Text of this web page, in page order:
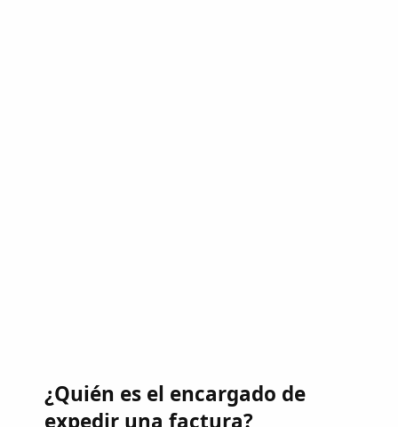
¿Quién es el encargado de
expedir una factura?